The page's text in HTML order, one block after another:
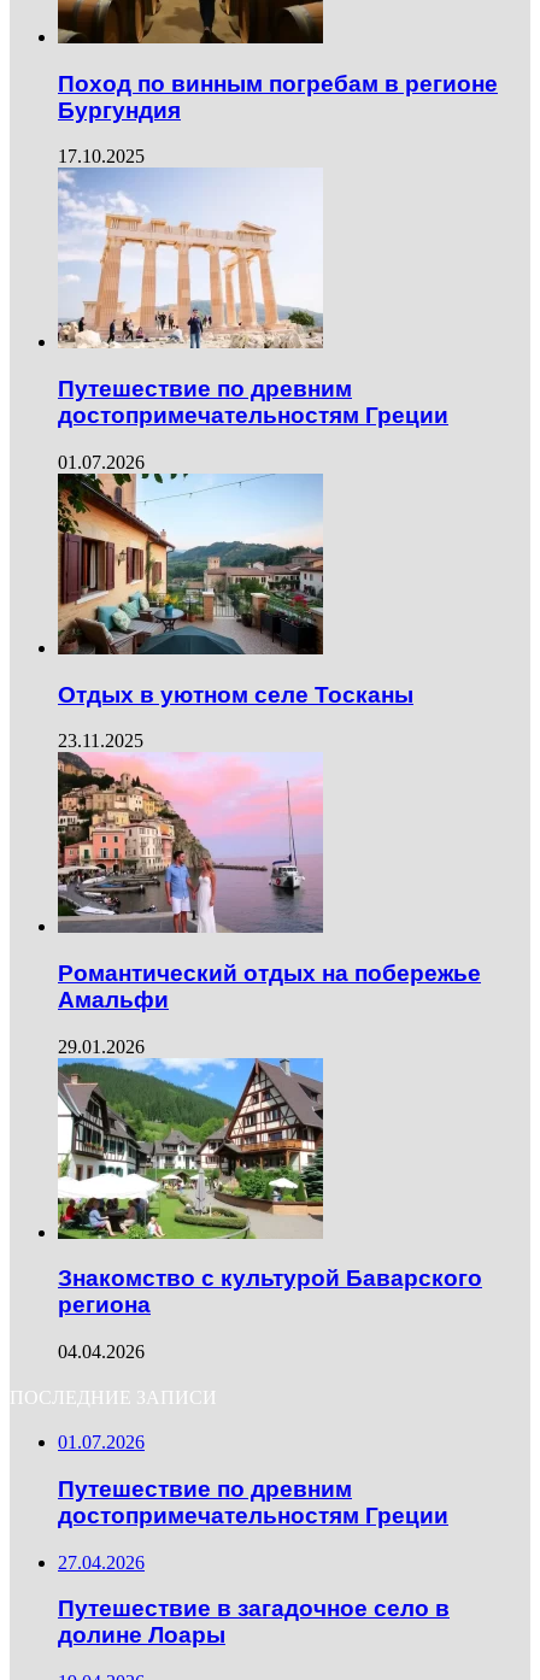
Поход по винным погребам в регионе
Бургундия
17.10.2025
Путешествие по древним
достопримечательностям Греции
01.07.2026
Отдых в уютном селе Тосканы
23.11.2025
Романтический отдых на побережье
Амальфи
29.01.2026
Знакомство с культурой Баварского
региона
04.04.2026
ПОСЛЕДНИЕ ЗАПИСИ
01.07.2026
Путешествие по древним
достопримечательностям Греции
27.04.2026
Путешествие в загадочное село в
долине Лоары